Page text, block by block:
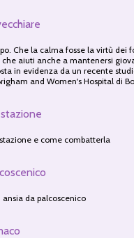
Che la calma fosse la virtù dei
aiuti anche a mantenersi
in evidenza da un recente
and Women's Hospital di
e come combatterla
da palcoscenico